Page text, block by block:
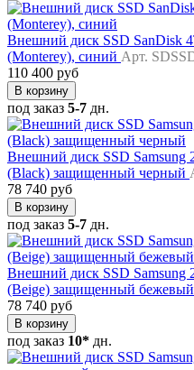
Внешний диск SSD SanDisk
(Monterey), синий Арт.
110 400 руб
В корзину
под заказ 5-7 дн.
Внешний диск SSD Samsung
(Black) защищенный черный
78 740 руб
В корзину
под заказ 5-7 дн.
Внешний диск SSD Samsung
(Beige) защищенный бежевый
78 740 руб
В корзину
под заказ 10* дн.